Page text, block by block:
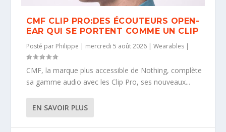
CMF CLIP PRO:DES ÉCOUTEURS OPEN-
EAR QUI SE PORTENT COMME UN CLIP
Posté par Philippe | mercredi 5 août 2026 |Wearables |
CMF, la marque plus accessible de Nothing, complète
sa gamme audio avec les Clip Pro, ses nouveaux...
EN SAVOIR PLUS